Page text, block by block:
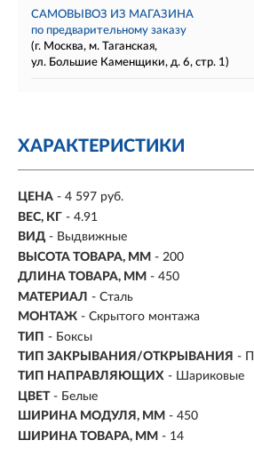
САМОВЫВОЗ ИЗ МАГАЗИНА
по предварительному заказу
(г. Москва, м. Таганская,
ул. Большие Каменщики, д. 6, стр. 1)
ХАРАКТЕРИСТИКИ
ЦЕНА - 4 597 руб.
ВЕС, КГ - 4.91
ВИД - Выдвижные
ВЫСОТА ТОВАРА, ММ - 200
ДЛИНА ТОВАРА, ММ - 450
МАТЕРИАЛ - Сталь
МОНТАЖ - Скрытого монтажа
ТИП - Боксы
ТИП ЗАКРЫВАНИЯ/ОТКРЫВАНИЯ -
ТИП НАПРАВЛЯЮЩИХ - Шариковые
ЦВЕТ - Белые
ШИРИНА МОДУЛЯ, ММ - 450
ШИРИНА ТОВАРА, ММ - 14